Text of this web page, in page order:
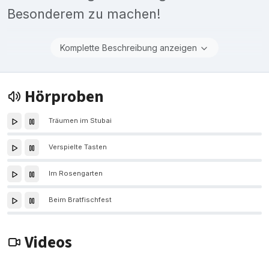
Besonderem zu machen!
Komplette Beschreibung anzeigen
Hörproben
Träumen im Stubai
Verspielte Tasten
Im Rosengarten
Beim Bratfischfest
Videos